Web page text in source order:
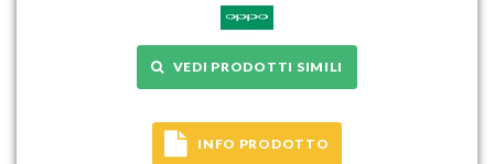
VEDI PRODOTTI SIMILI
INFO PRODOTTO